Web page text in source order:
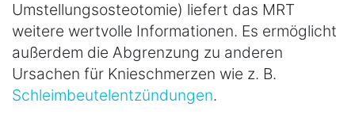
Umstellungsosteotomie) liefert das MRT
weitere wertvolle Informationen. Es ermöglicht
außerdem die Abgrenzung zu anderen
Ursachen für Knieschmerzen wie z. B.
Schleimbeutelentzündungen.